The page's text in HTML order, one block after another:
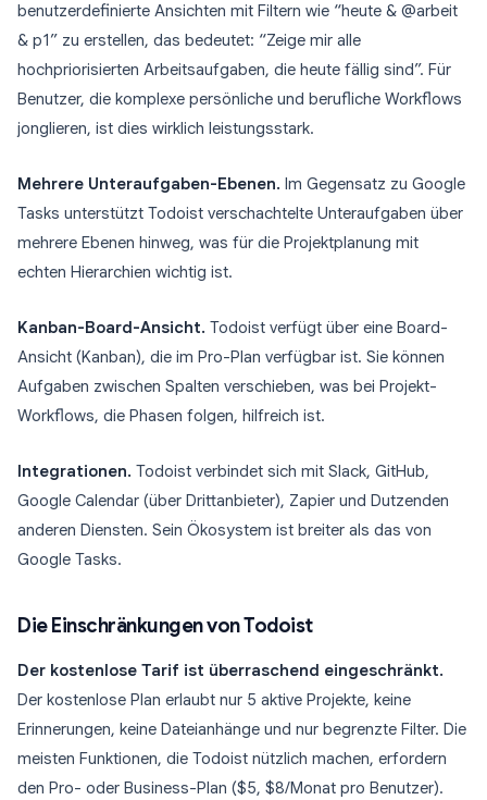
benutzerdefinierte Ansichten mit Filtern wie “heute & @arbeit
& p1” zu erstellen, das bedeutet: “Zeige mir alle
hochpriorisierten Arbeitsaufgaben, die heute fällig sind”. Für
Benutzer, die komplexe persönliche und berufliche Workflows
jonglieren, ist dies wirklich leistungsstark.
Mehrere Unteraufgaben-Ebenen. Im Gegensatz zu Google
Tasks unterstützt Todoist verschachtelte Unteraufgaben über
mehrere Ebenen hinweg, was für die Projektplanung mit
echten Hierarchien wichtig ist.
Kanban-Board-Ansicht. Todoist verfügt über eine Board-
Ansicht (Kanban), die im Pro-Plan verfügbar ist. Sie können
Aufgaben zwischen Spalten verschieben, was bei Projekt-
Workflows, die Phasen folgen, hilfreich ist.
Integrationen. Todoist verbindet sich mit Slack, GitHub,
Google Calendar (über Drittanbieter), Zapier und Dutzenden
anderen Diensten. Sein Ökosystem ist breiter als das von
Google Tasks.
Die Einschränkungen von Todoist
Der kostenlose Tarif ist überraschend eingeschränkt.
Der kostenlose Plan erlaubt nur 5 aktive Projekte, keine
Erinnerungen, keine Dateianhänge und nur begrenzte Filter. Die
meisten Funktionen, die Todoist nützlich machen, erfordern
den Pro- oder Business-Plan ($5, $8/Monat pro Benutzer).